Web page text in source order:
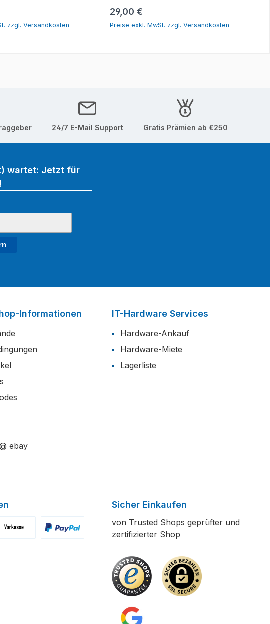
zzgl. Versandkosten
Regulärer Preis:
29,00 €
Preise exkl. MwSt. zzgl. Versandkosten
24/7 E-Mail Support Gratis Prämien ab €250
wartet: Jetzt für
Informationen
ebay
IT-Hardware Services
Hardware-Ankauf
Hardware-Miete
Lagerliste
Sicher Einkaufen
von Trusted Shops geprüfter und
zertifizierter Shop